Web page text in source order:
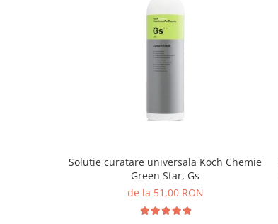
Solutie curatare universala Koch Chemie
Green Star, Gs
de la 51,00 RON